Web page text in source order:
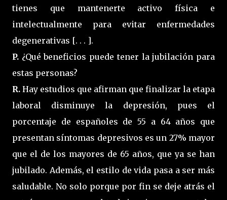
tienes que mantenerte activo física e
intelectualmente para evitar enfermedades
degenerativas [. . . ].
P. ¿Qué beneficios puede tener la jubilación para
estas personas?
R. Hay estudios que afirman que finalizar la etapa
laboral disminuye la depresión, pues el
porcentaje de españoles de 55 a 64 años que
presentan síntomas depresivos es un 27% mayor
que el de los mayores de 65 años, que ya se han
jubilado. Además, el estilo de vida pasa a ser más
saludable. No solo porque por fin se deje atrás el